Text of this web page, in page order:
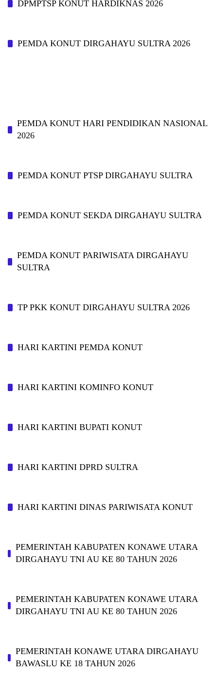
DPMPTSP KONUT HARDIKNAS 2026
PEMDA KONUT DIRGAHAYU SULTRA 2026
PEMDA KONUT HARI PENDIDIKAN NASIONAL
2026
PEMDA KONUT PTSP DIRGAHAYU SULTRA
PEMDA KONUT SEKDA DIRGAHAYU SULTRA
PEMDA KONUT PARIWISATA DIRGAHAYU
SULTRA
TP PKK KONUT DIRGAHAYU SULTRA 2026
HARI KARTINI PEMDA KONUT
HARI KARTINI KOMINFO KONUT
HARI KARTINI BUPATI KONUT
HARI KARTINI DPRD SULTRA
HARI KARTINI DINAS PARIWISATA KONUT
PEMERINTAH KABUPATEN KONAWE UTARA
DIRGAHAYU TNI AU KE 80 TAHUN 2026
PEMERINTAH KABUPATEN KONAWE UTARA
DIRGAHAYU TNI AU KE 80 TAHUN 2026
PEMERINTAH KONAWE UTARA DIRGAHAYU
BAWASLU KE 18 TAHUN 2026